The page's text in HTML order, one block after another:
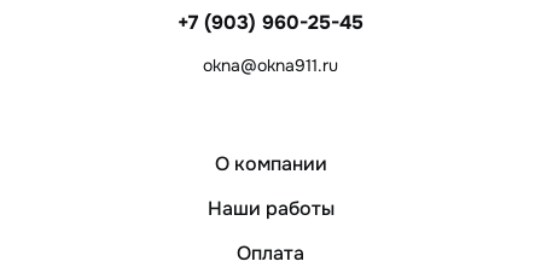
+7 (903) 960-25-45
okna@okna911.ru
О компании
Наши работы
Оплата